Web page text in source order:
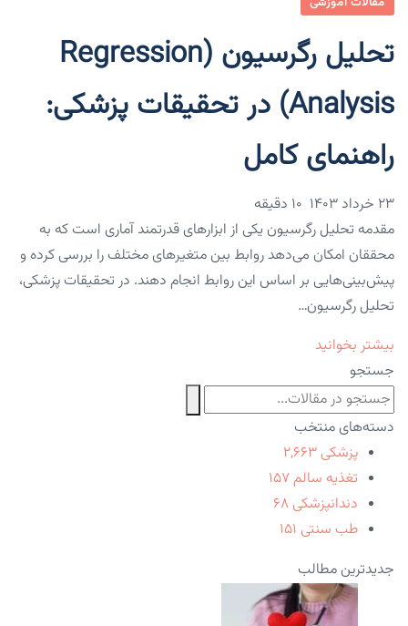
تحلیل رگرسیون (Regression
Analysis) در تحقیقات پزشکی:
راهنمای کامل
۲۳ خرداد ۱۴۰۳
مقدمه تحلیل رگرسیون یکی از ابزارهای قدرتمند آماری است که به
محققان امکان می‌دهد روابط بین متغیرهای مختلف را بررسی کرده و
پیش‌بینی‌هایی بر اساس این روابط انجام دهند. در تحقیقات پزشکی،
تحلیل رگرسیون…
بیشتر بخوانید
جستجو
دسته‌های منتخب
پزشکی ۲,۶۶۳
تغذیه سالم ۱۵۷
دندانپزشکی ۶۸
طب سنتی ۱۵۱
جدیدترین مطالب